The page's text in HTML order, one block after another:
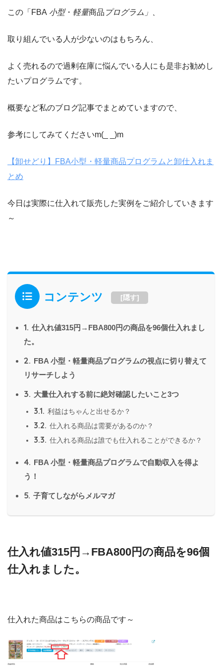
この「FBA 小型・ 軽量商品 プログラム」、
取り組んでいる人が少ないのはもちろん、
よく売れるので過剰在庫に悩んでいる人にも是非お勧めし
たいプログラムです。
概要など私のブログ記事でまとめていますので、
参考にしてみてくださいm(_ _)m
【卸せどり】FBA小型・軽量商品プログラムと卸仕入れま
とめ
今日は実際に仕入れて販売した実例をご紹介していきます
～
コンテンツ [隠す]
1. 仕入れ値315円→FBA800円の商品を96個仕入れまし
た。
2. FBA 小型・軽量商品プログラムの視点に切り替えて
リサーチしよう
3. 大量仕入れする前に絶対確認したいこと3つ
3.1. 利益はちゃんと出せるか？
3.2. 仕入れる商品は需要があるのか？
3.3. 仕入れる商品は誰でも仕入れることができるか？
4. FBA 小型・軽量商品プログラムで自動収入を得よ
う！
5. 子育てしながらメルマガ
仕入れ値315円→FBA800円の商品を96個
仕入れました。
仕入れた商品はこちらの商品です～